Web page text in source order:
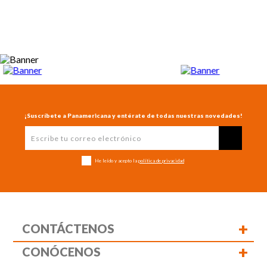
¡Suscríbete a Panamericana y entérate de todas nuestras novedades!
He leído y acepto la política de privacidad
CONTÁCTENOS +
CONÓCENOS +